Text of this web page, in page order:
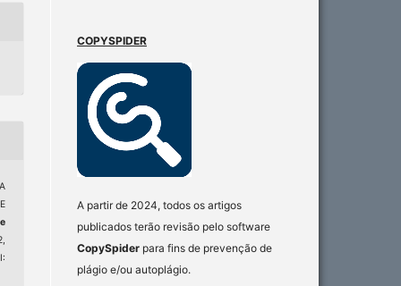
COPYSPIDER
A partir de 2024, todos os artigos
publicados terão revisão pelo software
CopySpider para fins de prevenção de
plágio e/ou autoplágio.